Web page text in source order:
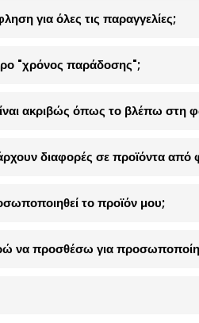
για όλες τις παραγγελίες;
"χρόνος παράδοσης";
ακριβώς όπως το βλέπω στη
διαφορές σε προϊόντα από
το προϊόν μου;
να προσθέσω για